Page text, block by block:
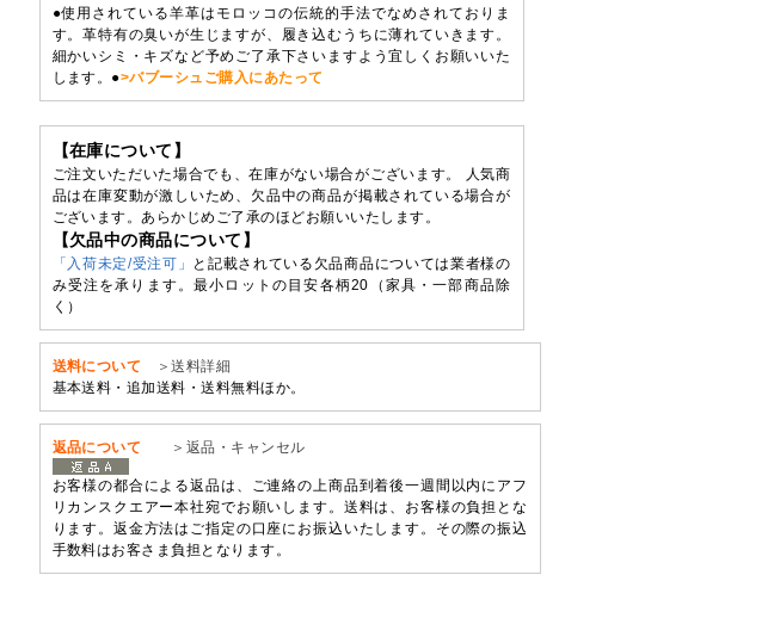
●使用されている羊革はモロッコの伝統的手法でなめされておりま
す。革特有の臭いが生じますが、履き込むうちに薄れていきます。
細かいシミ・キズなど予めご了承下さいますよう宜しくお願いいた
します。●>バブーシュご購入にあたって
【在庫について】
ご注文いただいた場合でも、在庫がない場合がございます。 人気商
品は在庫変動が激しいため、欠品中の商品が掲載されている場合が
ございます。あらかじめご了承のほどお願いいたします。
【欠品中の商品について】
「入荷未定/受注可」
と記載されている欠品商品については業者様の
み受注を承ります。最小ロットの目安各柄20（家具・一部商品除
く）
送料について
＞送料詳細
基本送料・追加送料・送料無料ほか。
返品について ＞返品・キャンセル
お客様の都合による返品は、ご連絡の上商品到着後一週間以内にアフ
リカンスクエアー本社宛でお願いします。送料は、お客様の負担とな
ります。返金方法はご指定の口座にお振込いたします。その際の振込
手数料はお客さま負担となります。